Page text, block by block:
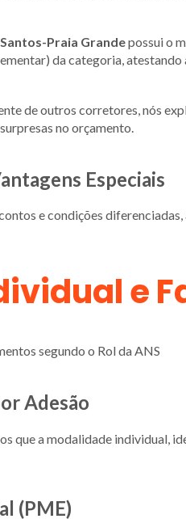
Santos-Praia Grandepossui o
da categoria, atestando
de outros corretores, nós
no orçamento.
Especiais
e condições
e
segundo o Rol da ANS
Adesão
que a modalidade individual,
(PME)